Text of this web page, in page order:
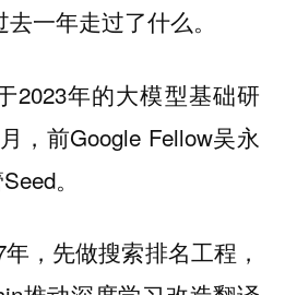
一年走过了什么。
2023年的大模型基础研
，前Google Fellow吴永
。
，先做搜索排名工程，